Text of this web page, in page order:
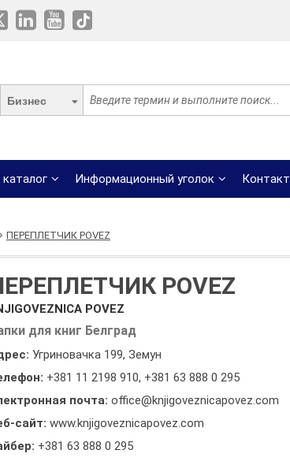
Бизнес
Информационный уголок Контакт
ПЕРЕПЛЕТЧИК POVEZ
POVEZ
POVEZ
для книг Белград
Угриновачка 199, Земун
+381 11 2198 910, +381 63 888 0 295
почта: office@knjigoveznicapovez.com
сайт: www.knjigoveznicapovez.com
+381 63 888 0 295